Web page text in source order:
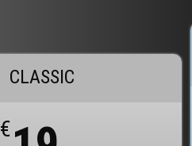
CLASSIC
€